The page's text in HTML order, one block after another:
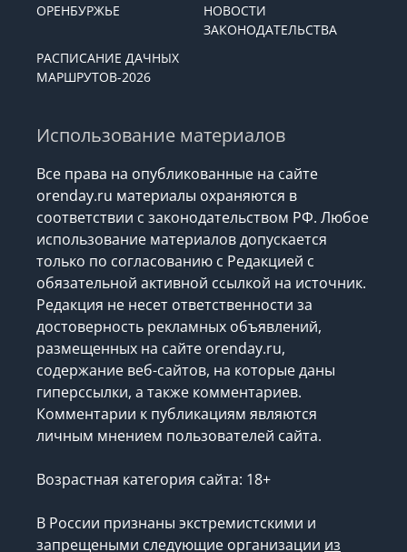
ОРЕНБУРЖЬЕ
НОВОСТИ
ЗАКОНОДАТЕЛЬСТВА
РАСПИСАНИЕ ДАЧНЫХ
МАРШРУТОВ-2026
Использование материалов
Все права на опубликованные на сайте
orenday.ru материалы охраняются в
соответствии с законодательством РФ. Любое
использование материалов допускается
только по согласованию с Редакцией с
обязательной активной ссылкой на источник.
Редакция не несет ответственности за
достоверность рекламных объявлений,
размещенных на сайте orenday.ru,
содержание веб-сайтов, на которые даны
гиперссылки, а также комментариев.
Комментарии к публикациям являются
личным мнением пользователей сайта.
Возрастная категория сайта: 18+
В России признаны экстремистскими и
запрещеными следующие организации из